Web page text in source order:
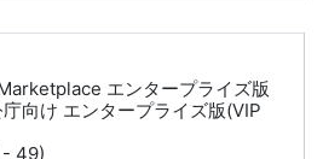
エンタープライズ版
向け エンタープライズ版(VIP
- 49)